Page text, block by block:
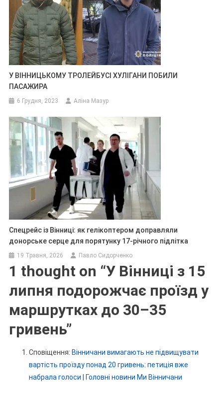
У ВІННИЦЬКОМУ ТРОЛЕЙБУСІ ХУЛІГАНИ ПОБИЛИ
ПАСАЖИРА
6 Грудня, 2023 Аліна Мазур
Спецрейс із Вінниці: як гелікоптером доправляли
донорське серце для порятунку 17-річного підлітка
19 Травня, 2026 Павло Сидорченко
1 thought on “У Вінниці з 15
липня подорожчає проїзд у
маршрутках до 30–35
гривень”
Сповіщення: Вінничани вимагають не підвищувати
вартість проїзду понад 20 гривень: петиція вже
набрала голоси | Головні новини Ми Вінничани